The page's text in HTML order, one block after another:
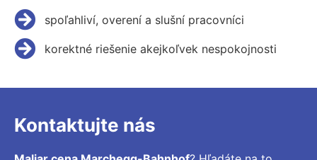
spoľahliví, overení a slušní pracovníci
korektné riešenie akejkoľvek nespokojnosti
Kontaktujte nás